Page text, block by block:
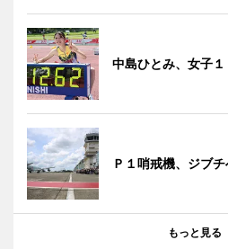
中島ひとみ、女子
Ｐ１哨戒機、ジブ
もっと見る